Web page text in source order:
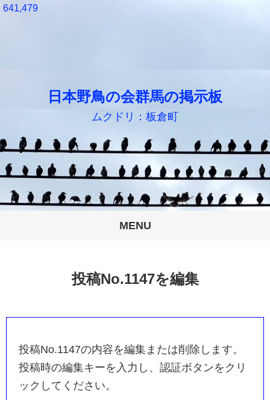
日本野鳥の会群馬の掲示板
ムクドリ：板倉町
MENU
641,479
投稿No.1147を編集
投稿No.1147の内容を編集または削除します。
投稿時の編集キーを入力し、認証ボタンをクリ
ックしてください。